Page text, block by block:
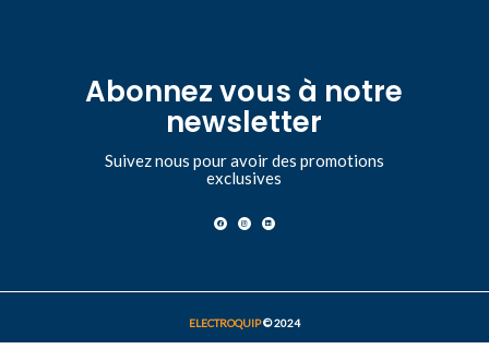
LES SURCHARGES
Abonnez vous à notre
newsletter
Suivez nous pour avoir des promotions
exclusives
ELECTROQUIP© 2024